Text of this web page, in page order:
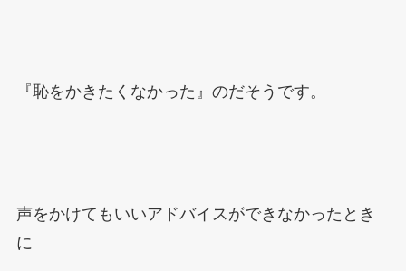
『恥をかきたくなかった』のだそうです。
声をかけてもいいアドバイスができなかったとき
に